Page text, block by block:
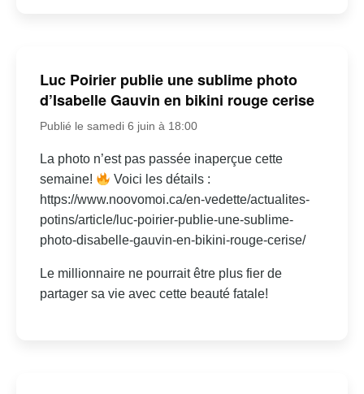
Luc Poirier publie une sublime photo
d’Isabelle Gauvin en bikini rouge cerise
Publié le samedi 6 juin à 18:00
La photo n’est pas passée inaperçue cette
semaine!
Voici les détails :
https://www.noovomoi.ca/en-vedette/actualites-
potins/article/luc-poirier-publie-une-sublime-
photo-disabelle-gauvin-en-bikini-rouge-cerise/
Le millionnaire ne pourrait être plus fier de
partager sa vie avec cette beauté fatale!